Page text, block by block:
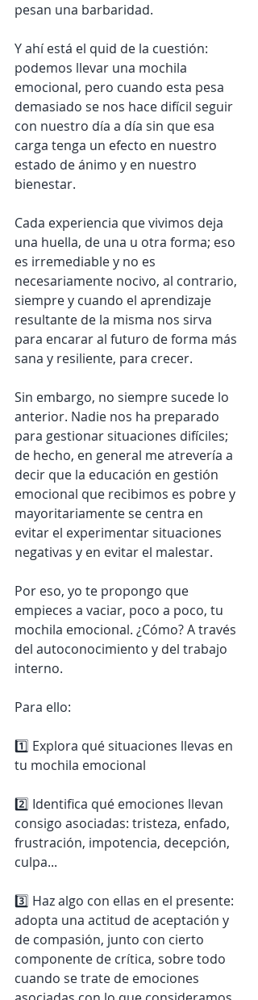
pesan una barbaridad.
Y ahí está el quid de la cuestión:
podemos llevar una mochila
emocional, pero cuando esta pesa
demasiado se nos hace difícil seguir
con nuestro día a día sin que esa
carga tenga un efecto en nuestro
estado de ánimo y en nuestro
bienestar.
Cada experiencia que vivimos deja
una huella, de una u otra forma; eso
es irremediable y no es
necesariamente nocivo, al contrario,
siempre y cuando el aprendizaje
resultante de la misma nos sirva
para encarar al futuro de forma más
sana y resiliente, para crecer.
Sin embargo, no siempre sucede lo
anterior. Nadie nos ha preparado
para gestionar situaciones difíciles;
de hecho, en general me atrevería a
decir que la educación en gestión
emocional que recibimos es pobre y
mayoritariamente se centra en
evitar el experimentar situaciones
negativas y en evitar el malestar.
Por eso, yo te propongo que
empieces a vaciar, poco a poco, tu
mochila emocional. ¿Cómo? A través
del autoconocimiento y del trabajo
interno.
Para ello:
1️⃣ Explora qué situaciones llevas en
tu mochila emocional
2️⃣ Identifica qué emociones llevan
consigo asociadas: tristeza, enfado,
frustración, impotencia, decepción,
culpa...
3️⃣ Haz algo con ellas en el presente:
adopta una actitud de aceptación y
de compasión, junto con cierto
componente de crítica, sobre todo
cuando se trate de emociones